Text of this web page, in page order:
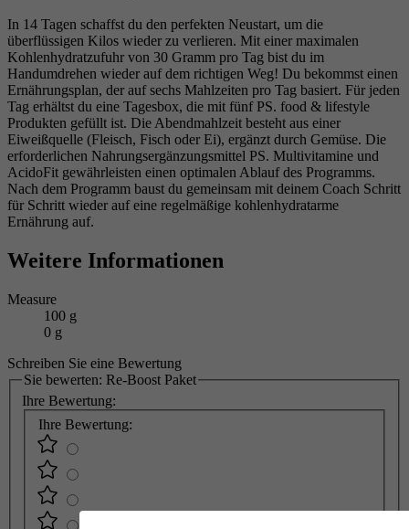
In 14 Tagen schaffst du den perfekten Neustart, um die
überflüssigen Kilos wieder zu verlieren. Mit einer maximalen
Kohlenhydratzufuhr von 30 Gramm pro Tag bist du im
Handumdrehen wieder auf dem richtigen Weg! Du bekommst einen
Ernährungsplan, der auf sechs Mahlzeiten pro Tag basiert. Für jeden
Tag erhältst du eine Tagesbox, die mit fünf PS. food & lifestyle
Produkten gefüllt ist. Die Abendmahlzeit besteht aus einer
Eiweißquelle (Fleisch, Fisch oder Ei), ergänzt durch Gemüse. Die
erforderlichen Nahrungsergänzungsmittel PS. Multivitamine und
AcidoFit gewährleisten einen optimalen Ablauf des Programms.
Nach dem Programm baust du gemeinsam mit deinem Coach Schritt
für Schritt wieder auf eine regelmäßige kohlenhydratarme
Ernährung auf.
Weitere Informationen
Measure
100 g
0 g
Schreiben Sie eine Bewertung
Sie bewerten: Re-Boost Paket
Ihre Bewertung:
Ihre Bewertung: